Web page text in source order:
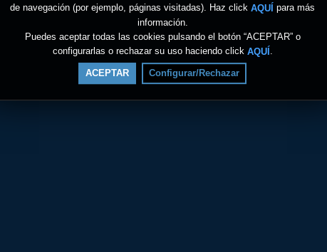
de navegación (por ejemplo, páginas visitadas). Haz click AQUÍ para más
información.
Puedes aceptar todas las cookies pulsando el botón “ACEPTAR” o
configurarlas o rechazar su uso haciendo click AQUÍ
ACEPTAR Configurar/Rechazar